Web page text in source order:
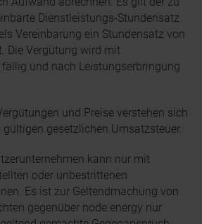
Dienstleistungs-Stundensatz
Vereinbarung ein Stundensatz von
Die Vergütung wird mit
und nach Leistungserbringung
und Preise verstehen sich
gesetzlichen Umsatzsteuer.
kann nur mit
oder unbestrittenen
Es ist zur Geltendmachung von
gegenüber node.energy nur